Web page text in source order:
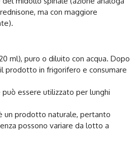
ma con maggiore
ml), puro o diluito con acqua. Dopo
prodotto in frigorifero e consumare
può essere utilizzato per lunghi
un prodotto naturale, pertanto
possono variare da lotto a